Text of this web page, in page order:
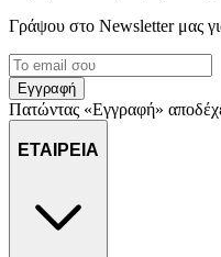
Γράψου στο Νewsletter μας
Εγγραφή
Πατώντας «Εγγραφή»
ΕΤΑΙΡΕΙΑ